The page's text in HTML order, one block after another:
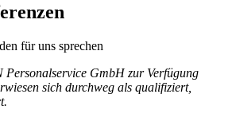
für uns sprechen
GmbH zur Verfügung
sich durchweg als qualifiziert,